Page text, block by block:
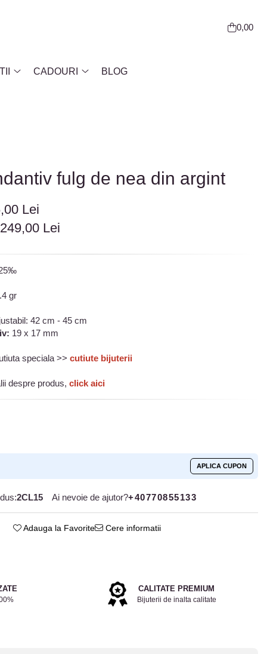
0,00
CADOURI BLOG
fulg de nea din argint
Lei
249,00 Lei
gr
42 cm - 45 cm
19 x 17 mm
speciala >>cutiute bijuterii
despre produs, click aici
APLICA CUPON
2CL15 Ai nevoie de ajutor?+40770855133
Adauga la Favorite Cere informatii
CALITATE PREMIUM
Bijuterii de inalta calitate